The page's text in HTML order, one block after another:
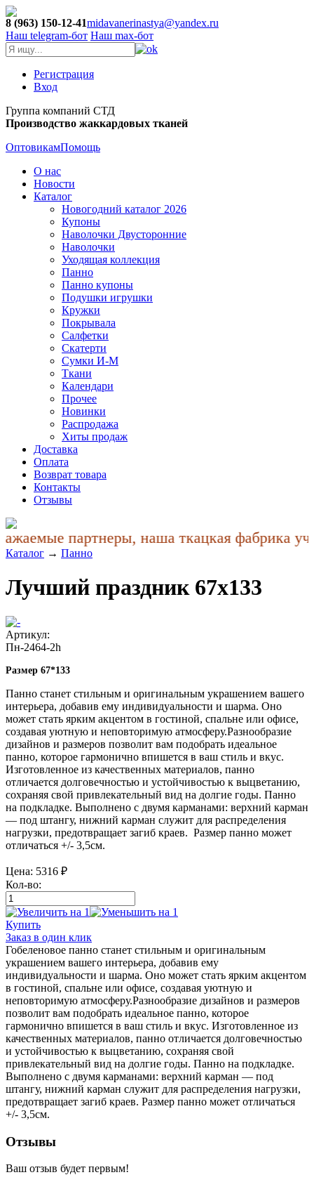
8 (963) 150-12-41midavanerinastya@yandex.ru
Наш telegram-бот Наш max-бот
Регистрация
Вход
Группа компаний СТД
Производство жаккардовых тканей
ОптовикамПомощь
О нас
Новости
Каталог
Новогодний каталог 2026
Купоны
Наволочки Двусторонние
Наволочки
Уходящая коллекция
Панно
Панно купоны
Подушки игрушки
Кружки
Покрывала
Салфетки
Скатерти
Сумки И-М
Ткани
Календари
Прочее
Новинки
Распродажа
Хиты продаж
Доставка
Оплата
Возврат товара
Контакты
Отзывы
партнеры, наша ткацкая фабрика
Каталог → Панно
Лучший праздник 67x133
Артикул:
Пн-2464-2h
Размер 67*133
Панно станет стильным и оригинальным украшением вашего
интерьера, добавив ему индивидуальности и шарма. Оно
может стать ярким акцентом в гостиной, спальне или офисе,
создавая уютную и неповторимую атмосферу.Разнообразие
дизайнов и размеров позволит вам подобрать идеальное
панно, которое гармонично впишется в ваш стиль и вкус.
Изготовленное из качественных материалов, панно
отличается долговечностью и устойчивостью к выцветанию,
сохраняя свой привлекательный вид на долгие годы. Панно
на подкладке. Выполнено с двумя карманами: верхний карман
— под штангу, нижний карман служит для распределения
нагрузки, предотвращает загиб краев. Размер панно может
отличаться +/- 3,5см.
Цена: 5316 ₽
Кол-во:
Купить
Заказ в один клик
Гобеленовое панно станет стильным и оригинальным
украшением вашего интерьера, добавив ему
индивидуальности и шарма. Оно может стать ярким акцентом
в гостиной, спальне или офисе, создавая уютную и
неповторимую атмосферу.Разнообразие дизайнов и размеров
позволит вам подобрать идеальное панно, которое
гармонично впишется в ваш стиль и вкус. Изготовленное из
качественных материалов, панно отличается долговечностью
и устойчивостью к выцветанию, сохраняя свой
привлекательный вид на долгие годы. Панно на подкладке.
Выполнено с двумя карманами: верхний карман — под
штангу, нижний карман служит для распределения нагрузки,
предотвращает загиб краев. Размер панно может отличаться
+/- 3,5см.
Отзывы
Ваш отзыв будет первым!